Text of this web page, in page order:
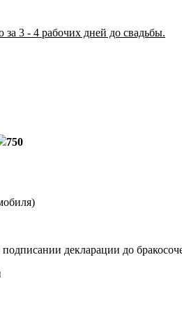
3 - 4 рабочих дней до свадьбы.
750
декларации до